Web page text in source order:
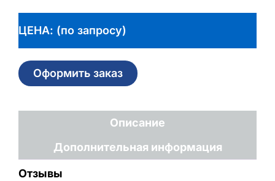
ЦЕНА: (по запросу)
Оформить заказ
Описание
Дополнительная информация
Отзывы